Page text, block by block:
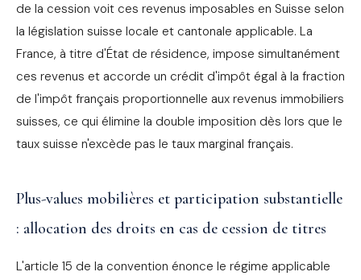
de la cession voit ces revenus imposables en Suisse selon
la législation suisse locale et cantonale applicable. La
France, à titre d'État de résidence, impose simultanément
ces revenus et accorde un crédit d'impôt égal à la fraction
de l'impôt français proportionnelle aux revenus immobiliers
suisses, ce qui élimine la double imposition dès lors que le
taux suisse n'excède pas le taux marginal français.
Plus-values mobilières et participation substantielle
: allocation des droits en cas de cession de titres
L'article 15 de la convention énonce le régime applicable